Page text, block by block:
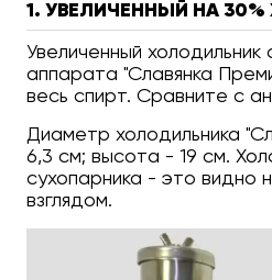
1. УВЕЛИЧЕННЫЙ НА
Увеличенный холодильник
аппарата "Славянка
весь спирт. Сравните с
Диаметр холодильника
6,3 см; высота - 19 см.
сухопарника - это видно
взглядом.